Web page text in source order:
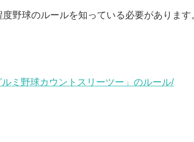
度野球のルールを知っている必要があります
ミ野球カウントスリーツー」のルール/